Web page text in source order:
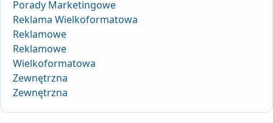
Porady Marketingowe
Reklama Wielkoformatowa
Reklamowe
Reklamowe
Wielkoformatowa
Zewnętrzna
Zewnętrzna